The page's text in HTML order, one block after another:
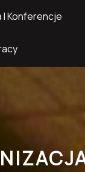
I Konferencje